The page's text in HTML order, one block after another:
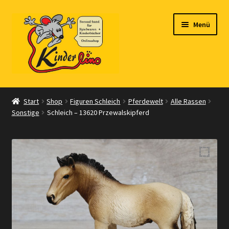
Navigation
springen
Zum
Inhalt
springen
Menü
Start
Vertrag widerrufen
Shop
Zahlungsarten
Start Shop Figuren Schleich Pferdewelt
Alle Rassen
Sonstige
Schleich – 13620 Przewalskipferd